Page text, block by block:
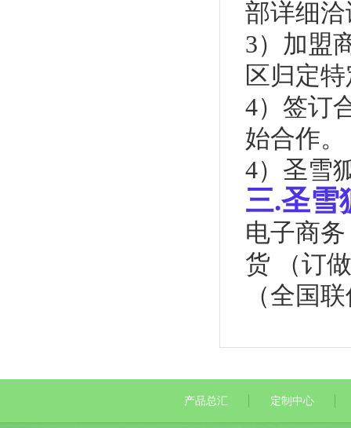
部详细
3）加盟
区归定
4）签订
始合作。
4）圣雪
三.圣雪
电子商
货 （订
（全国
产品总汇 定制中心